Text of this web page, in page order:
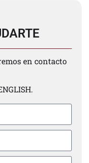
en contacto